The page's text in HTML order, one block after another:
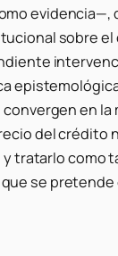
evidencia—,
sobre
en la
del crédito
tratarlo como
se